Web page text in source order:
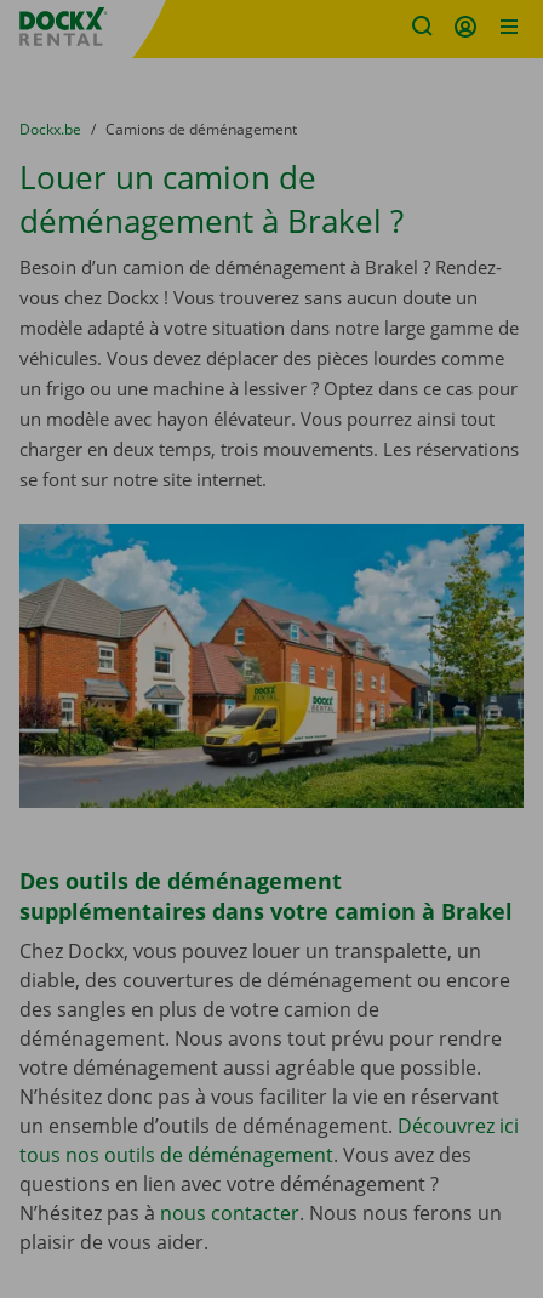
sitename
You are here:
du
Dockx.be to
Camions de déménagement
Louer un camion de
déménagement à Brakel ?
Besoin d’un camion de déménagement à Brakel ? Rendez-
vous chez Dockx ! Vous trouverez sans aucun doute un
modèle adapté à votre situation dans notre large gamme de
véhicules. Vous devez déplacer des pièces lourdes comme
un frigo ou une machine à lessiver ? Optez dans ce cas pour
un modèle avec hayon élévateur. Vous pourrez ainsi tout
charger en deux temps, trois mouvements. Les réservations
se font sur notre site internet.
Des outils de déménagement
supplémentaires dans votre camion à Brakel
Chez Dockx, vous pouvez louer un transpalette, un
diable, des couvertures de déménagement ou encore
des sangles en plus de votre camion de
déménagement. Nous avons tout prévu pour rendre
votre déménagement aussi agréable que possible.
N’hésitez donc pas à vous faciliter la vie en réservant
un ensemble d’outils de déménagement. Découvrez ici
tous nos outils de déménagement. Vous avez des
questions en lien avec votre déménagement ?
N’hésitez pas à nous contacter. Nous nous ferons un
plaisir de vous aider.